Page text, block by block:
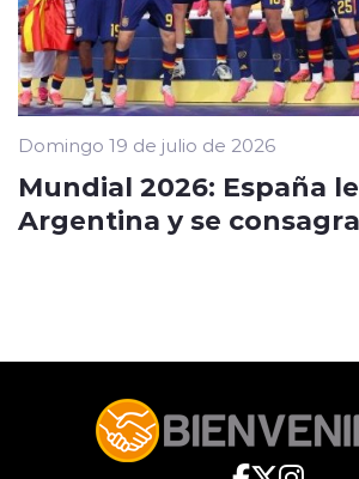
Domingo 19 de julio de 2026
Mundial 2026: España
Argentina y se